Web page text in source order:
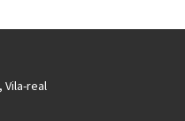
Vila-real